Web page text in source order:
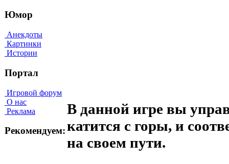
Юмор
Анекдоты
Картинки
Истории
Портал
Игровой форум
О нас
Реклама
Рекомендуем:
В данной игре вы
катится с горы, и
на своем пути.